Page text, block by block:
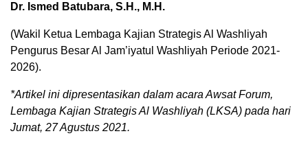
Dr. Ismed Batubara, S.H., M.H.
(Wakil Ketua Lembaga Kajian Strategis Al Washliyah
Pengurus Besar Al Jam’iyatul Washliyah Periode 2021-
2026).
*Artikel ini dipresentasikan dalam acara Awsat Forum,
Lembaga Kajian Strategis Al Washliyah (LKSA) pada hari
Jumat, 27 Agustus 2021.